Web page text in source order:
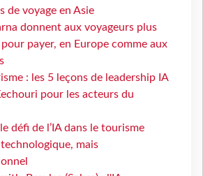
de voyage en Asie
donnent aux voyageurs plus
payer, en Europe comme aux
: les 5 leçons de leadership IA
pour les acteurs du
défi de l’IA dans le tourisme
technologique, mais